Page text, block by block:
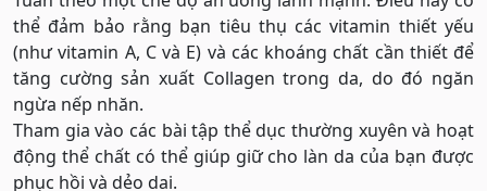
thể đảm bảo rằng bạn tiêu thụ các vitamin thiết yếu
(như vitamin A, C và E) và các khoáng chất cần thiết để
tăng cường sản xuất Collagen trong da, do đó ngăn
ngừa nếp nhăn.
Tham gia vào các bài tập thể dục thường xuyên và hoạt
động thể chất có thể giúp giữ cho làn da của bạn được
phục hồi và dẻo dai.